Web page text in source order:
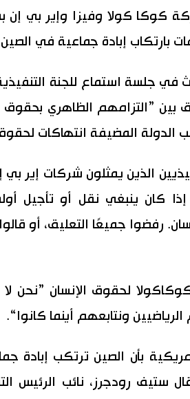
كوكا كولا وفيزا وإير بي
بارتكاب إبادة جماعية في
جلسة استماع للجنة
بين ”التزامهم الظاهري
الدولة المضيفة انتهاكات
الذين يمثلون شركات إير بي
إذا كان ينبغي نقل أو تأجيل
رفضوا جميعًا التعليق، أو
لحقوق الإنسان ”نحن لا
ونتابعهم أينما كانوا“.
بأن الصين ترتكب إبادة
ستيف رودجرز، نائب الرئيس